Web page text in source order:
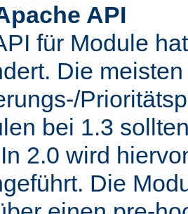
API
für Module
Die
bei 1.3
2.0 wird
Die